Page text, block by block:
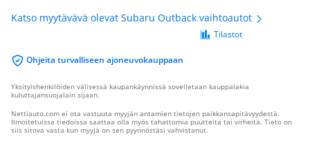
Katso myytävävä olevat Subaru Outback vaihtoautot
Ohjeita turvalliseen ajoneuvokauppaan
Tilastot
Yksityishenkilöiden välisessä kaupankäynnissä sovelletaan kauppalakia
kuluttajansuojalain sijaan.
Nettiauto.com ei ota vastuuta myyjän antamien tietojen paikkansapitävyydestä.
Ilmoitetuissa tiedoissa saattaa olla myös tahattomia puutteita tai virheitä. Tieto on
siis sitova vasta kun myyjä on sen pyynnöstäsi vahvistanut.